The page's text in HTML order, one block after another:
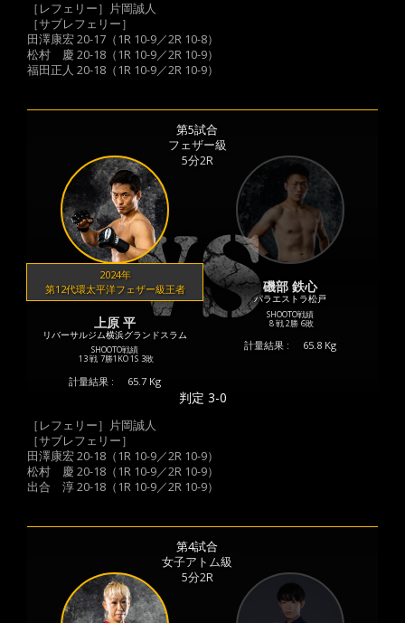
［レフェリー］片岡誠人
［サブレフェリー］
田澤康宏 20-17（1R 10-9／2R 10-8）
松村 慶 20-18（1R 10-9／2R 10-9）
福田正人 20-18（1R 10-9／2R 10-9）
第5試合
フェザー級
5分2R
2024年
第12代環太平洋フェザー級王者
上原 平
リバーサルジム横浜グランドスラム
SHOOTO戦績
13 戦 7勝1KO 1S 3敗
計量結果 : 65.7 Kg
磯部 鉄心
パラエストラ松戸
SHOOTO戦績
8 戦 2勝 6敗
計量結果 : 65.8 Kg
判定 3-0
［レフェリー］片岡誠人
［サブレフェリー］
田澤康宏 20-18（1R 10-9／2R 10-9）
松村 慶 20-18（1R 10-9／2R 10-9）
出合 淳 20-18（1R 10-9／2R 10-9）
第4試合
女子アトム級
5分2R